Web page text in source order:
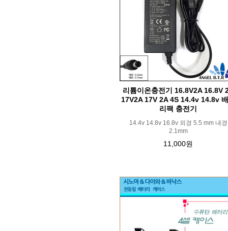
리튬이온충전기 16.8V2A 16.8V
17V2A 17V 2A 4S 14.4v 14.8v
리팩 충전기
14.4v 14.8v 16.8v 외경 5.5 mm 내경
2.1mm
11,000원